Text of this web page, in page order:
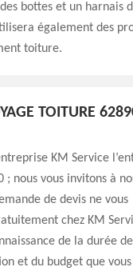
bottes et un harnais
également des
toiture.
TOITURE
KM Service
nous vous invitons à
de devis ne vous
chez KM
de la durée
et du budget que vous